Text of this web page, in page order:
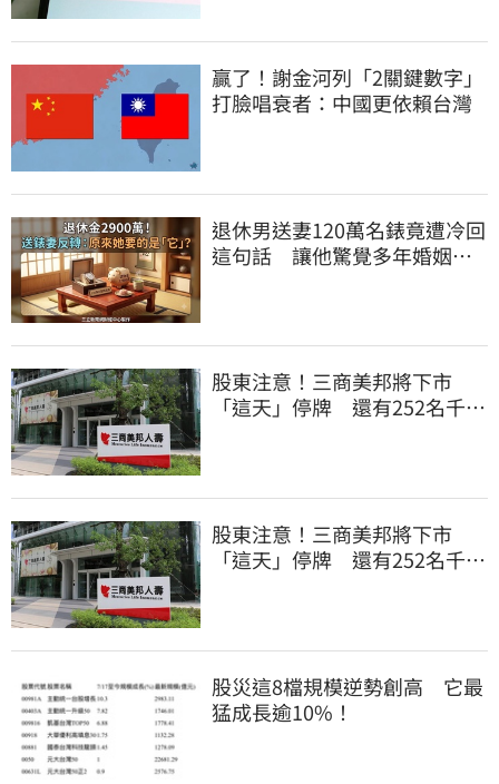
贏了！謝金河列「2關鍵數字」
打臉唱衰者：中國更依賴台灣
退休男送妻120萬名錶竟遭冷回
這句話 讓他驚覺多年婚姻全
股東注意！三商美邦將下市
「這天」停牌 還有252名千張
股東注意！三商美邦將下市
「這天」停牌 還有252名千張
股災這8檔規模逆勢創高 它最
猛成長逾10%！